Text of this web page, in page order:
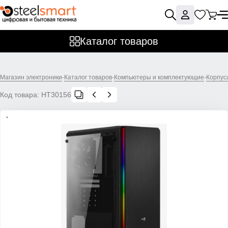
Каталог товаров
Магазин электроники-Каталог товаров-Компьютеры и комплектующие-
Код товара: НТ30156